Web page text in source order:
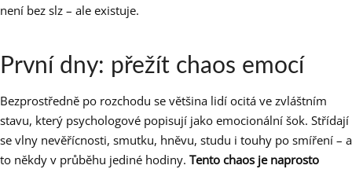
není bez slz – ale existuje.
První dny: přežít chaos emocí
Bezprostředně po rozchodu se většina lidí ocitá ve zvláštním
stavu, který psychologové popisují jako emocionální šok. Střídají
se vlny nevěřícnosti, smutku, hněvu, studu i touhy po smíření – a
to někdy v průběhu jediné hodiny. Tento chaos je naprosto